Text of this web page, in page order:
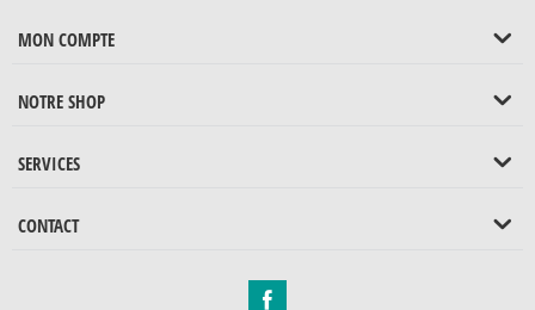
MON COMPTE
NOTRE SHOP
SERVICES
CONTACT